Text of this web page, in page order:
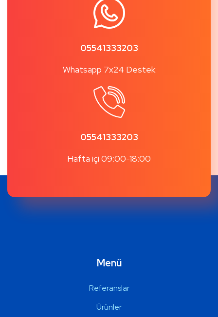
05541333203
Whatsapp 7x24 Destek
05541333203
Hafta içi 09:00-18:00
Menü
Referanslar
Ürünler